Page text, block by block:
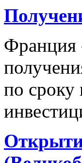
Франция
по сроку